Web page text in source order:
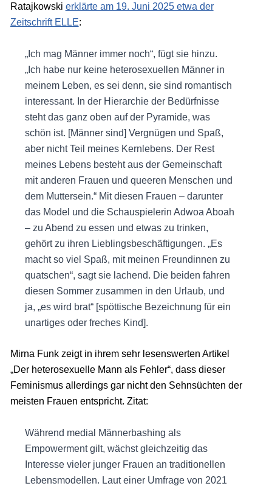
Ratajkowski erklärte am 19. Juni 2025 etwa der
Zeitschrift ELLE:
„Ich mag Männer immer noch“, fügt sie hinzu.
„Ich habe nur keine heterosexuellen Männer in
meinem Leben, es sei denn, sie sind romantisch
interessant. In der Hierarchie der Bedürfnisse
steht das ganz oben auf der Pyramide, was
schön ist. [Männer sind] Vergnügen und Spaß,
aber nicht Teil meines Kernlebens. Der Rest
meines Lebens besteht aus der Gemeinschaft
mit anderen Frauen und queeren Menschen und
dem Muttersein.“ Mit diesen Frauen – darunter
das Model und die Schauspielerin Adwoa Aboah
– zu Abend zu essen und etwas zu trinken,
gehört zu ihren Lieblingsbeschäftigungen. „Es
macht so viel Spaß, mit meinen Freundinnen zu
quatschen“, sagt sie lachend. Die beiden fahren
diesen Sommer zusammen in den Urlaub, und
ja, „es wird brat“ [spöttische Bezeichnung für ein
unartiges oder freches Kind].
Mirna Funk zeigt in ihrem sehr lesenswerten Artikel
„Der heterosexuelle Mann als Fehler“, dass dieser
Feminismus allerdings gar nicht den Sehnsüchten der
meisten Frauen entspricht. Zitat:
Während medial Männerbashing als
Empowerment gilt, wächst gleichzeitig das
Interesse vieler junger Frauen an traditionellen
Lebensmodellen. Laut einer Umfrage von 2021